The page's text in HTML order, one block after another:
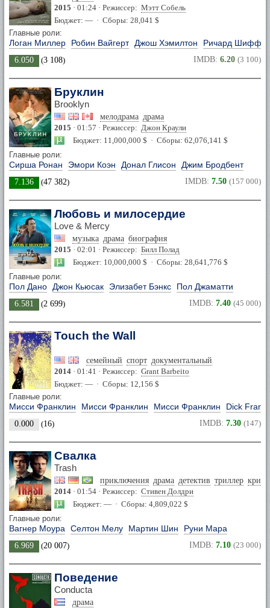
2015 · 01:24 · Режиссер: Мэтт Собель
Бюджет: — · Сборы: 28,041 $
Главные роли:
Логан Миллер Робин Вайгерт Джош Хэмилтон Ричард Шифф
6.050 (3 108) IMDB: 6.20 (3 100)
Бруклин
Brooklyn
мелодрама драма
2015 · 01:57 · Режиссер: Джон Краули
Бюджет: 11,000,000 $ · Сборы: 62,076,141 $
Главные роли:
Сирша Ронан Эмори Коэн Донал Глисон Джим Бродбент
7.136 (47 382) IMDB: 7.50 (157 000)
Любовь и милосердие
Love & Mercy
музыка драма биография
2015 · 02:01 · Режиссер: Билл Полад
Бюджет: 10,000,000 $ · Сборы: 28,641,776 $
Главные роли:
Пол Дано Джон Кьюсак Элизабет Бэнкс Пол Джаматти
6.581 (2 699) IMDB: 7.40 (45 000)
Touch the Wall
семейный спорт документальный
2014 · 01:41 · Режиссер: Grant Barbeito
Бюджет: — · Сборы: 12,156 $
Главные роли:
Мисси Франклин Мисси Франклин Мисси Франклин Dick
0.000 (16) IMDB: 7.30 (147)
Свалка
Trash
приключения драма детектив триллер
2014 · 01:54 · Режиссер: Стивен Долдри
Бюджет: — · Сборы: 4,809,022 $
Главные роли:
Вагнер Моура Селтон Мелу Мартин Шин Руни Мара
6.969 (20 007) IMDB: 7.10 (23 000)
Поведение
Conducta
драма